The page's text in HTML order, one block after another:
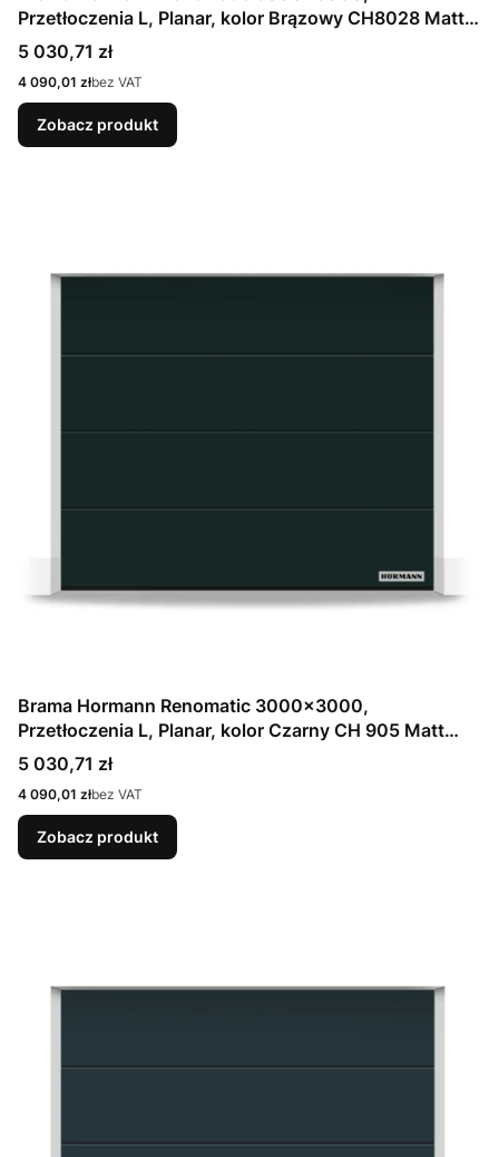
Przetłoczenia L, Planar, kolor Brązowy CH8028 Matt
deluxe + Prowadzenie N
Cena
5 030,71 zł
Cena
4 090,01 złbez VAT
Zobacz produkt
Brama Hormann Renomatic 3000x3000,
Przetłoczenia L, Planar, kolor Czarny CH 905 Matt
deluxe + Prowadzenie N
Cena
5 030,71 zł
Cena
4 090,01 złbez VAT
Zobacz produkt